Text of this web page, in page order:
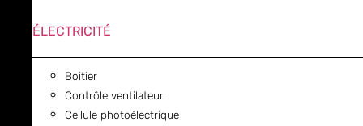
ÉLECTRICITÉ
Boitier
Contrôle ventilateur
Cellule photoélectrique